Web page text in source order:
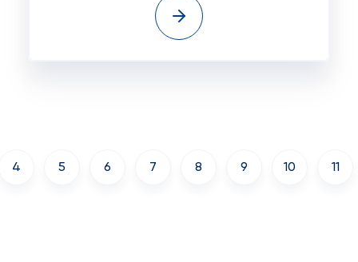
4 5 6 7 8 9 10 11